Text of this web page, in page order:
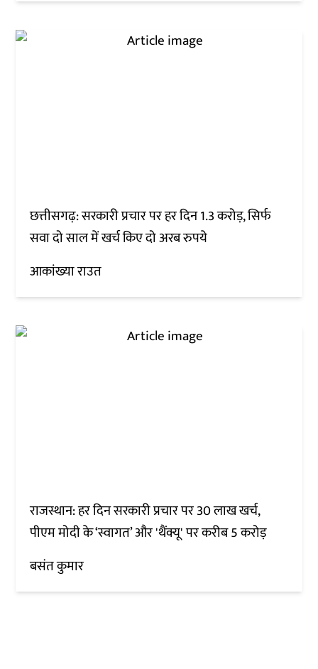
छत्तीसगढ़: सरकारी प्रचार पर हर दिन 1.3 करोड़, सिर्फ
सवा दो साल में खर्च किए दो अरब रुपये
आकांख्या राउत
राजस्थान: हर दिन सरकारी प्रचार पर 30 लाख खर्च,
पीएम मोदी के ‘स्वागत’ और 'थैंक्यू' पर करीब 5 करोड़
बसंत कुमार